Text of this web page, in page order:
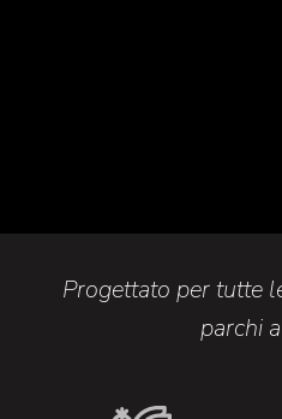
Progettato per tutte
parchi